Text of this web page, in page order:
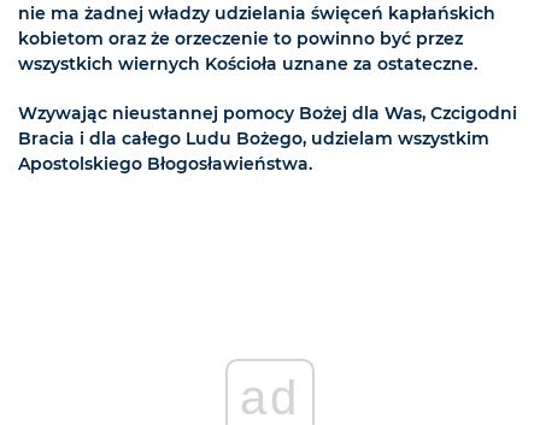
nie ma żadnej władzy udzielania święceń kapłańskich
kobietom oraz że orzeczenie to powinno być przez
wszystkich wiernych Kościoła uznane za ostateczne.
Wzywając nieustannej pomocy Bożej dla Was, Czcigodni
Bracia i dla całego Ludu Bożego, udzielam wszystkim
Apostolskiego Błogosławieństwa.
ad